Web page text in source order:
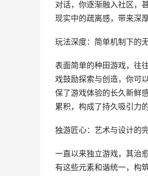
对话，你逐渐融入社区，
现实中的疏离感，带来深
玩法深度：简单机制下的
表面简单的种田游戏，往
戏鼓励探索与创造，你可
保了游戏体验的长久新鲜
累积，构成了持久吸引力的
独游匠心：艺术与设计的
一直以来独立游戏，其治
有这些元素和谐统一，构